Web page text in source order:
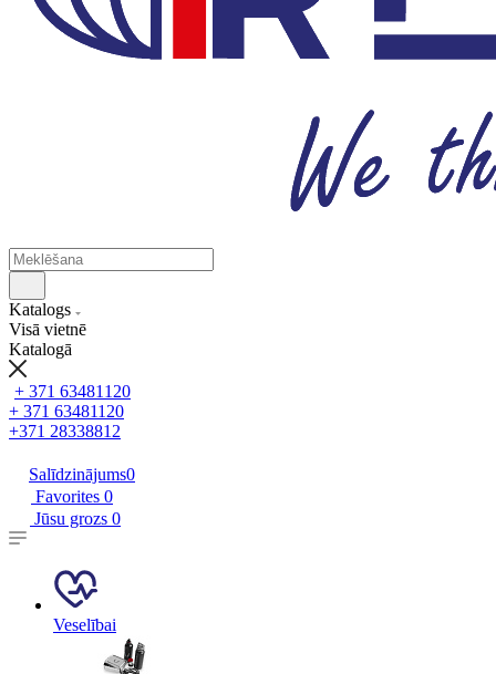
Katalogs
Visā vietnē
Katalogā
+ 371 63481120
+ 371 63481120
+371 28338812
Salīdzinājums0
Favorites 0
Jūsu grozs 0
Veselībai